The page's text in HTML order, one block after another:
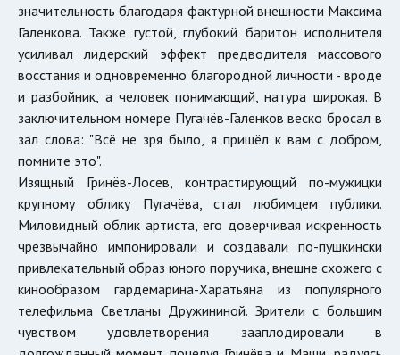
значительность благодаря фактурной внешности Максима
Галенкова. Также густой, глубокий баритон исполнителя
усиливал лидерский эффект предводителя массового
восстания и одновременно благородной личности - вроде
и разбойник, а человек понимающий, натура широкая. В
заключительном номере Пугачёв-Галенков веско бросал в
зал слова: "Всё не зря было, я пришёл к вам с добром,
помните это".
Изящный Гринёв-Лосев, контрастирующий по-мужицки
крупному облику Пугачёва, стал любимцем публики.
Миловидный облик артиста, его доверчивая искренность
чрезвычайно импонировали и создавали по-пушкински
привлекательный образ юного поручика, внешне схожего с
кинообразом гардемарина-Харатьяна из популярного
телефильма Светланы Дружининой. Зрители с большим
чувством удовлетворения зааплодировали в